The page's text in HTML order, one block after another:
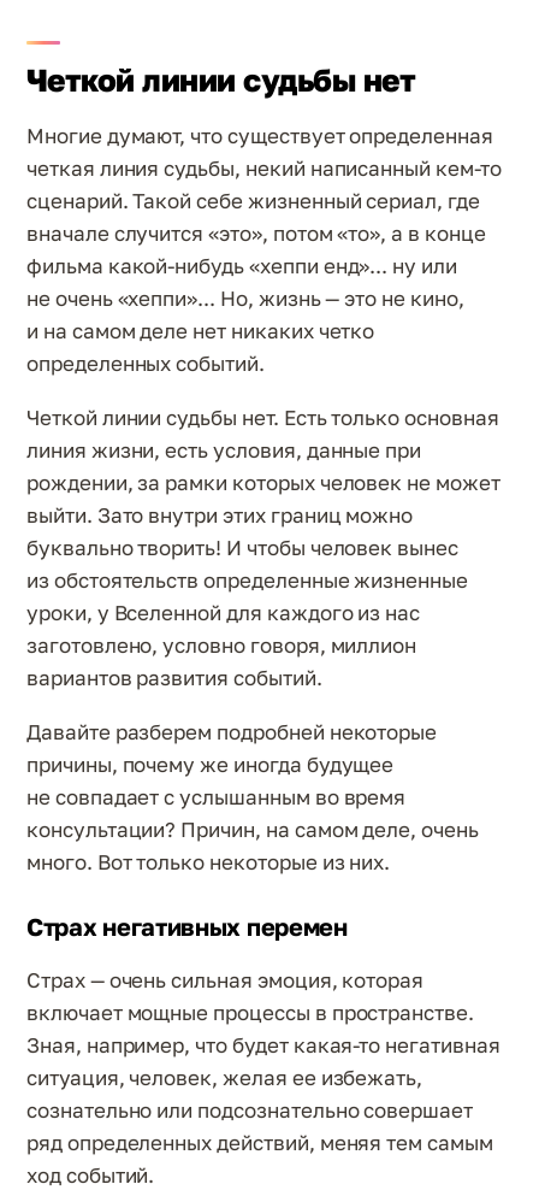
Четкой линии судьбы нет
Многие думают, что существует определенная
четкая линия судьбы, некий написанный кем-то
сценарий. Такой себе жизненный сериал, где
вначале случится «это», потом «то», а в конце
фильма какой-нибудь «хеппи енд»... ну или
не очень «хеппи»... Но, жизнь — это не кино,
и на самом деле нет никаких четко
определенных событий.
Четкой линии судьбы нет. Есть только основная
линия жизни, есть условия, данные при
рождении, за рамки которых человек не может
выйти. Зато внутри этих границ можно
буквально творить! И чтобы человек вынес
из обстоятельств определенные жизненные
уроки, у Вселенной для каждого из нас
заготовлено, условно говоря, миллион
вариантов развития событий.
Давайте разберем подробней некоторые
причины, почему же иногда будущее
не совпадает с услышанным во время
консультации? Причин, на самом деле, очень
много. Вот только некоторые из них.
Страх негативных перемен
Страх — очень сильная эмоция, которая
включает мощные процессы в пространстве.
Зная, например, что будет какая-то негативная
ситуация, человек, желая ее избежать,
сознательно или подсознательно совершает
ряд определенных действий, меняя тем самым
ход событий.